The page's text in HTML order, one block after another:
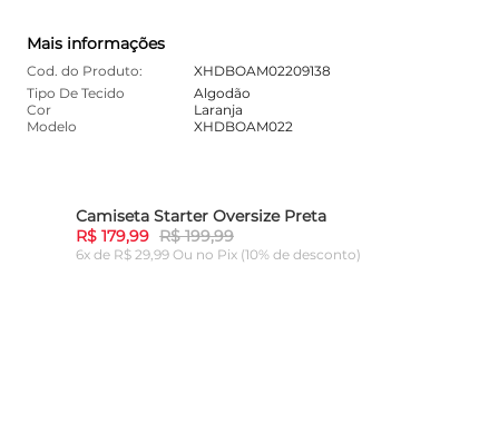
Mais informações
Cod. do Produto:
XHDBOAM02209138
Tipo De Tecido
Algodão
Cor
Laranja
Modelo
XHDBOAM022
Camiseta Starter Oversize Preta
R$ 179,99 R$ 199,99
6x de R$ 29,99 Ou no Pix (10% de desconto)